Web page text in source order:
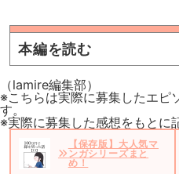
本編を読む
（lamire編集部）
※こちらは実際に募集したエピ
す。
※実際に募集した感想をもとに
【保存版】大人気マ
ンガシリーズまと
め！